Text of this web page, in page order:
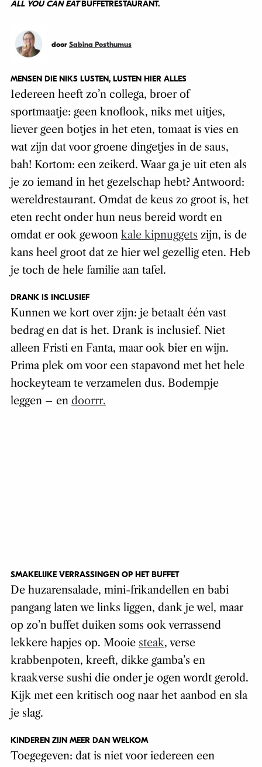
ALL YOU CAN EATBUFFETRESTAURANT.
door Sabina Posthumus
MENSEN DIE NIKS LUSTEN, LUSTEN HIER ALLES
Iedereen heeft zo’n collega, broer of
sportmaatje: geen knoflook, niks met uitjes,
liever geen botjes in het eten, tomaat is vies en
wat zijn dat voor groene dingetjes in de saus,
bah! Kortom: een zeikerd. Waar ga je uit eten als
je zo iemand in het gezelschap hebt? Antwoord:
wereldrestaurant. Omdat de keus zo groot is, het
eten recht onder hun neus bereid wordt en
omdat er ook gewoon kale kipnuggets zijn, is de
kans heel groot dat ze hier wel gezellig eten. Heb
je toch de hele familie aan tafel.
DRANK IS INCLUSIEF
Kunnen we kort over zijn: je betaalt één vast
bedrag en dat is het. Drank is inclusief. Niet
alleen Fristi en Fanta, maar ook bier en wijn.
Prima plek om voor een stapavond met het hele
hockeyteam te verzamelen dus. Bodempje
leggen – en doorrr.
SMAKELIJKE VERRASSINGEN OP HET BUFFET
De huzarensalade, mini-frikandellen en babi
pangang laten we links liggen, dank je wel, maar
op zo’n buffet duiken soms ook verrassend
lekkere hapjes op. Mooie steak, verse
krabbenpoten, kreeft, dikke gamba’s en
kraakverse sushi die onder je ogen wordt gerold.
Kijk met een kritisch oog naar het aanbod en sla
je slag.
KINDEREN ZIJN MEER DAN WELKOM
Toegegeven: dat is niet voor iedereen een